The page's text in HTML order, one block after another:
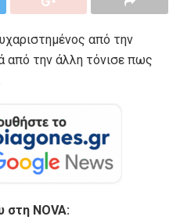
από την
από την άλλη τόνισε πως
στη NOVA: